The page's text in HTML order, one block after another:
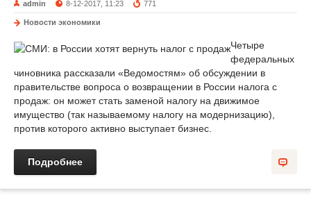
admin 8-12-2017, 11:23 771
Новости экономики
Четыре
федеральных
чиновника рассказали «Ведомостям» об обсуждении в
правительстве вопроса о возвращении в России налога с
продаж: он может стать заменой налогу на движимое
имущество (так называемому налогу на модернизацию),
против которого активно выступает бизнес.
Подробнее